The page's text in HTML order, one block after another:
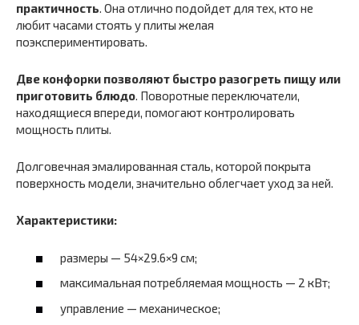
практичность. Она отлично подойдет для тех, кто не
любит часами стоять у плиты желая
поэкспериментировать.
Две конфорки позволяют быстро разогреть пищу или
приготовить блюдо. Поворотные переключатели,
находящиеся впереди, помогают контролировать
мощность плиты.
Долговечная эмалированная сталь, которой покрыта
поверхность модели, значительно облегчает уход за ней.
Характеристики:
размеры — 54×29.6×9 см;
максимальная потребляемая мощность — 2 кВт;
управление — механическое;